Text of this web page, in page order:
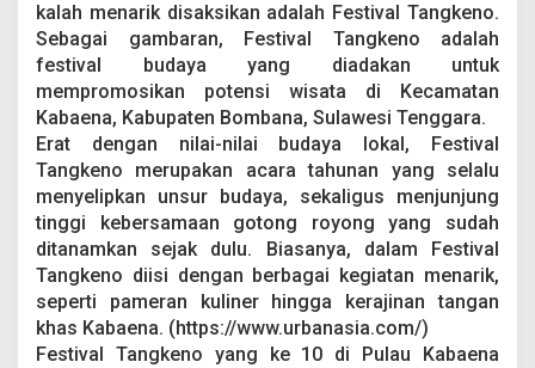
kalah menarik disaksikan adalah Festival Tangkeno.
Sebagai gambaran, Festival Tangkeno adalah
festival budaya yang diadakan untuk
mempromosikan potensi wisata di Kecamatan
Kabaena, Kabupaten Bombana, Sulawesi Tenggara.
Erat dengan nilai-nilai budaya lokal, Festival
Tangkeno merupakan acara tahunan yang selalu
menyelipkan unsur budaya, sekaligus menjunjung
tinggi kebersamaan gotong royong yang sudah
ditanamkan sejak dulu. Biasanya, dalam Festival
Tangkeno diisi dengan berbagai kegiatan menarik,
seperti pameran kuliner hingga kerajinan tangan
khas Kabaena. (https://www.urbanasia.com/)
Festival Tangkeno yang ke 10 di Pulau Kabaena